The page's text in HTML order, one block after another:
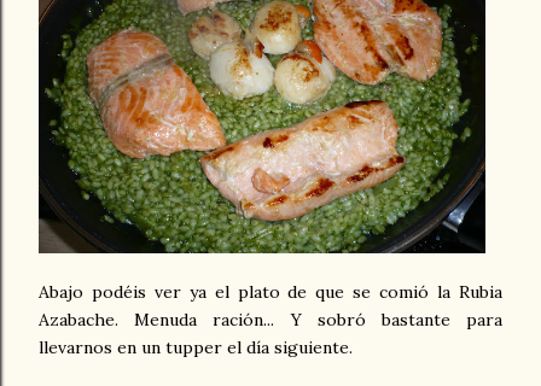
Abajo podéis ver ya el plato de que se comió la Rubia
Azabache. Menuda ración... Y sobró bastante para
llevarnos en un tupper el día siguiente.